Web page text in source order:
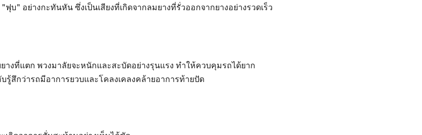
บ" อย่างกะทันหัน ซึ่งเป็นเสียงที่เกิดจากลมยางที่รั่วออกจากยางอย่างรวดเร็ว
างที่แตก พวงมาลัยจะหนักและสะบัดอย่างรุนแรง ทำให้ควบคุมรถได้ยาก
รู้สึกว่ารถมีอาการยวบและโคลงเคลงคล้ายอาการท้ายปัด